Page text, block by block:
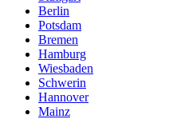
Berlin
Potsdam
Bremen
Hamburg
Wiesbaden
Schwerin
Hannover
Mainz